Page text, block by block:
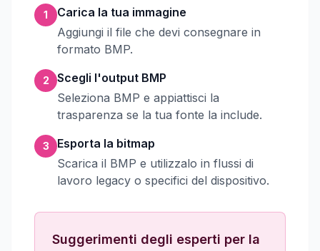
1
Carica la tua immagine
Aggiungi il file che devi consegnare in
formato BMP.
2
Scegli l'output BMP
Seleziona BMP e appiattisci la
trasparenza se la tua fonte la include.
3
Esporta la bitmap
Scarica il BMP e utilizzalo in flussi di
lavoro legacy o specifici del dispositivo.
Suggerimenti degli esperti per la